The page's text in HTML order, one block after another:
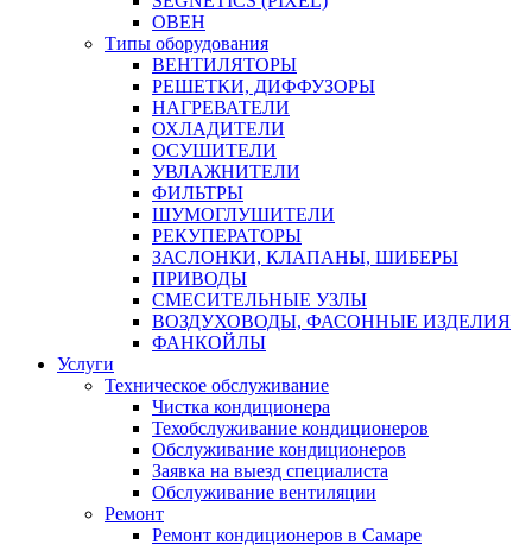
ОВЕН
Типы оборудования
ВЕНТИЛЯТОРЫ
РЕШЕТКИ, ДИФФУЗОРЫ
НАГРЕВАТЕЛИ
ОХЛАДИТЕЛИ
ОСУШИТЕЛИ
УВЛАЖНИТЕЛИ
ФИЛЬТРЫ
ШУМОГЛУШИТЕЛИ
РЕКУПЕРАТОРЫ
ЗАСЛОНКИ, КЛАПАНЫ, ШИБЕРЫ
ПРИВОДЫ
СМЕСИТЕЛЬНЫЕ УЗЛЫ
ВОЗДУХОВОДЫ, ФАСОННЫЕ ИЗДЕЛИЯ
ФАНКОЙЛЫ
Услуги
Техническое обслуживание
Чистка кондиционера
Техобслуживание кондиционеров
Обслуживание кондиционеров
Заявка на выезд специалиста
Обслуживание вентиляции
Ремонт
Ремонт кондиционеров в Самаре